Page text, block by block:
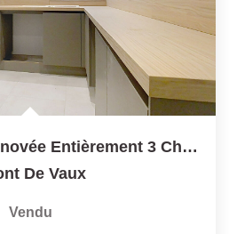
Maison De Ville Rénovée Entièrement 3 Chambres + Jardinet -...
De Vaux
Vendu